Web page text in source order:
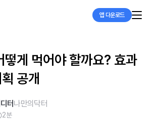
앱 다운로드
떻게 먹어야 할까요? 효과
공개
터나만의닥터
2분